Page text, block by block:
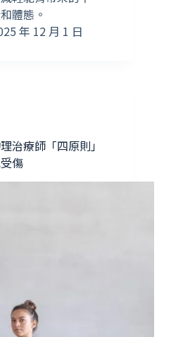
體態。
年 12 月 1 日
治療師「四原則」
傷